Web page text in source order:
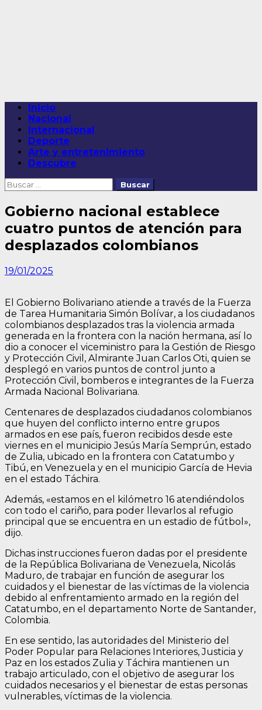
Menú
principal
Inicio
Nacional
Internacional
Deporte
Arte y entretenimiento
Descubre
Buscar:
Gobierno nacional establece
cuatro puntos de atención para
desplazados colombianos
19/01/2025
El Gobierno Bolivariano atiende a través de la Fuerza
de Tarea Humanitaria Simón Bolívar, a los ciudadanos
colombianos desplazados tras la violencia armada
generada en la frontera con la nación hermana, así lo
dio a conocer el viceministro para la Gestión de Riesgo
y Protección Civil, Almirante Juan Carlos Oti, quien se
desplegó en varios puntos de control junto a
Protección Civil, bomberos e integrantes de la Fuerza
Armada Nacional Bolivariana.
Centenares de desplazados ciudadanos colombianos
que huyen del conflicto interno entre grupos
armados en ese país, fueron recibidos desde este
viernes en el municipio Jesús María Semprún, estado
de Zulia, ubicado en la frontera con Catatumbo y
Tibú, en Venezuela y en el municipio García de Hevia
en el estado Táchira.
Además, «estamos en el kilómetro 16 atendiéndolos
con todo el cariño, para poder llevarlos al refugio
principal que se encuentra en un estadio de fútbol»,
dijo.
Dichas instrucciones fueron dadas por el presidente
de la República Bolivariana de Venezuela, Nicolás
Maduro, de trabajar en función de asegurar los
cuidados y el bienestar de las víctimas de la violencia
debido al enfrentamiento armado en la región del
Catatumbo, en el departamento Norte de Santander,
Colombia.
En ese sentido, las autoridades del Ministerio del
Poder Popular para Relaciones Interiores, Justicia y
Paz en los estados Zulia y Táchira mantienen un
trabajo articulado, con el objetivo de asegurar los
cuidados necesarios y el bienestar de estas personas
vulnerables, víctimas de la violencia.